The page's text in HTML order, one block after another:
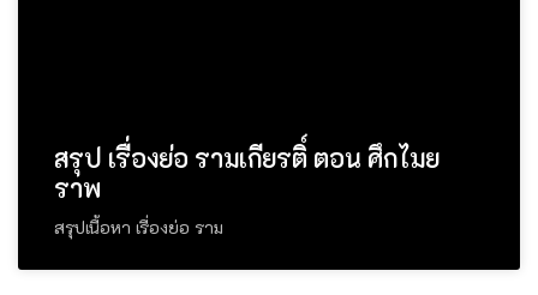
สรุป เรื่องย่อ รามเกียรติ์ ตอน ศึกไมย
ราพ
สรุปเนื้อหา เรื่องย่อ ราม